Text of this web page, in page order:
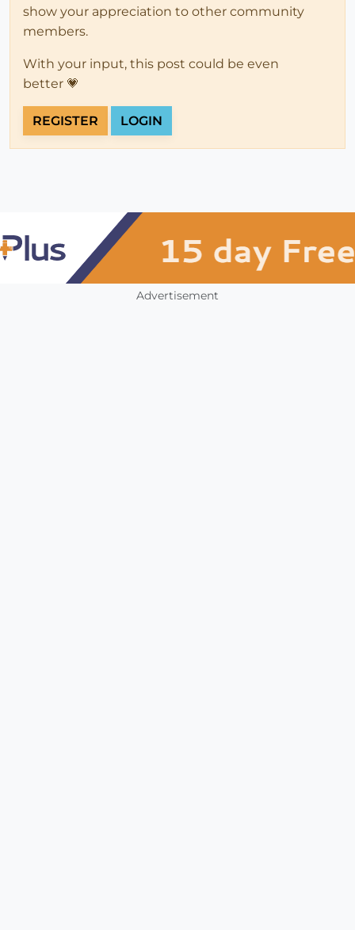
show your appreciation to other community
members.
With your input, this post could be even
better 💗
REGISTER LOGIN
Advertisement